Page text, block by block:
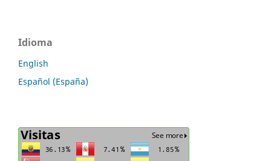
Idioma
English
Español (España)